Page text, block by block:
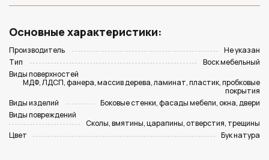
Основные характеристики:
Производитель
Не указан
Тип
Воск мебельный
Виды поверхностей
МДФ, ЛДСП, фанера, массив дерева, ламинат, пластик, пробковые
покрытия
Виды изделий
Боковые стенки, фасады мебели, окна, двери
Виды повреждений
Сколы, вмятины, царапины, отверстия, трещины
Цвет
Бук натура